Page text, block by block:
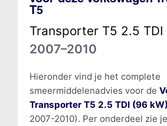
T5
Transporter T5 2.5 TDI
2007–2010
Hieronder vind je het complete
smeermiddelenadvies voor de
Transporter T5 2.5 TDI (96 kW)
2007-2010). Per onderdeel zie